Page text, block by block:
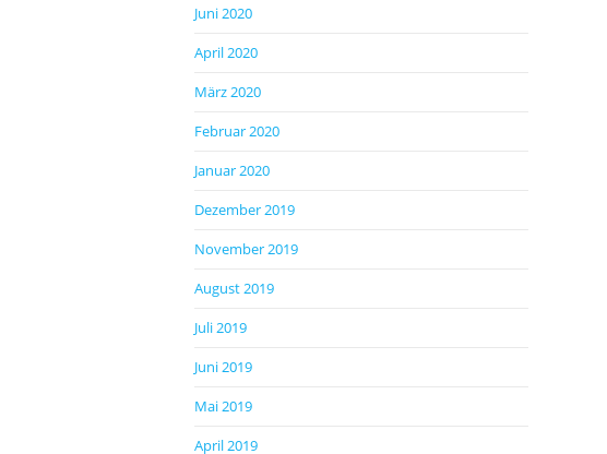
Juni 2020
April 2020
März 2020
Februar 2020
Januar 2020
Dezember 2019
November 2019
August 2019
Juli 2019
Juni 2019
Mai 2019
April 2019